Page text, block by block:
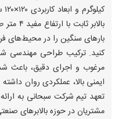
بالابر
بارهای سنگین را در محیط‌های
کنید. ترکیب طراحی مهندسی‌
مرغوب و اجرای دقیق، باعث
ایمنی بالا، عملکردی روان
تعهد تیم شرکت سبحانی به
مشتریان در حوزه بالابرهای